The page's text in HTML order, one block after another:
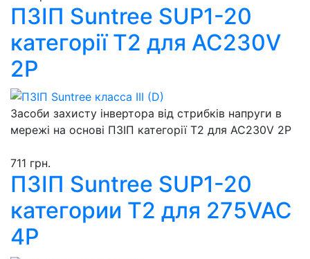
ПЗІП Suntree SUP1-20
категорії Т2 для AC230V
2P
Засоби захисту інвертора від стрибків напруги в
мережі на основі ПЗІП категорії Т2 для AC230V 2P
711 грн.
ПЗІП Suntree SUP1-20
категории Т2 для 275VAC
4P